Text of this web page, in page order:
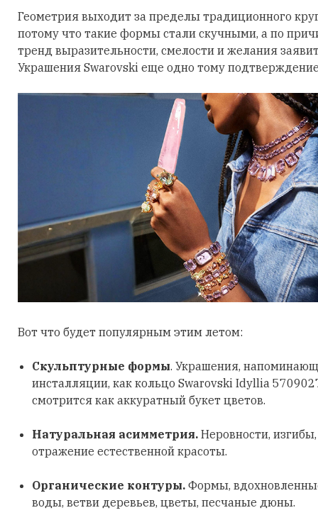
Геометрия выходит за пределы традиционного
потому что такие формы стали скучными, а по
тренд выразительности, смелости и желания
Украшения Swarovski еще одно тому
Вот что будет популярным этим летом:
Скульптурные формы. Украшения,
инсталляции, как кольцо Swarovski Idyllia
смотрится как аккуратный букет цветов.
Натуральная асимметрия. Неровности,
отражение естественной красоты.
Органические контуры. Формы,
воды, ветви деревьев, цветы, песчаные дюны.